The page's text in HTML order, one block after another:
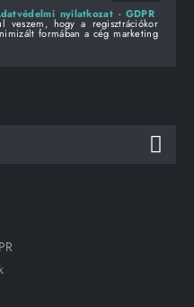
nyilatkozat - GDPR
veszem, hogy a regisztrációkor
formában a cég marketing